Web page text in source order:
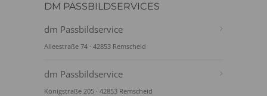
DM PASSBILDSERVICES
dm Passbildservice
Alleestraße 74 · 42853 Remscheid
dm Passbildservice
Königstraße 205 · 42853 Remscheid